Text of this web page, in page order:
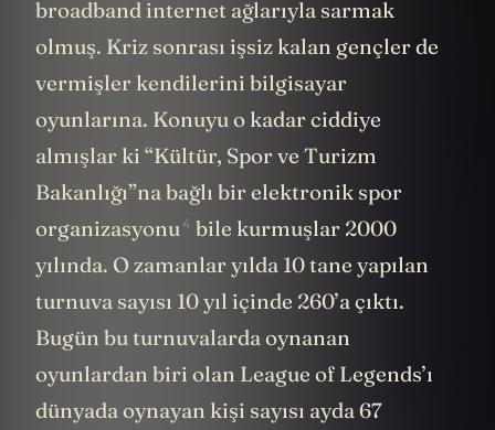
broadband internet ağlarıyla sarmak
olmuş. Kriz sonrası işsiz kalan gençler de
vermişler kendilerini bilgisayar
oyunlarına. Konuyu o kadar ciddiye
almışlar ki “Kültür, Spor ve Turizm
Bakanlığı”na bağlı birelektronik spor
organizasyonu4 bile kurmuşlar 2000
yılında. O zamanlar yılda 10 tane yapılan
turnuva sayısı 10 yıl içinde 260’a çıktı.
Bugün bu turnuvalarda oynanan
oyunlardan biri olan League of Legends’ı
dünyada oynayan kişi sayısı ayda67